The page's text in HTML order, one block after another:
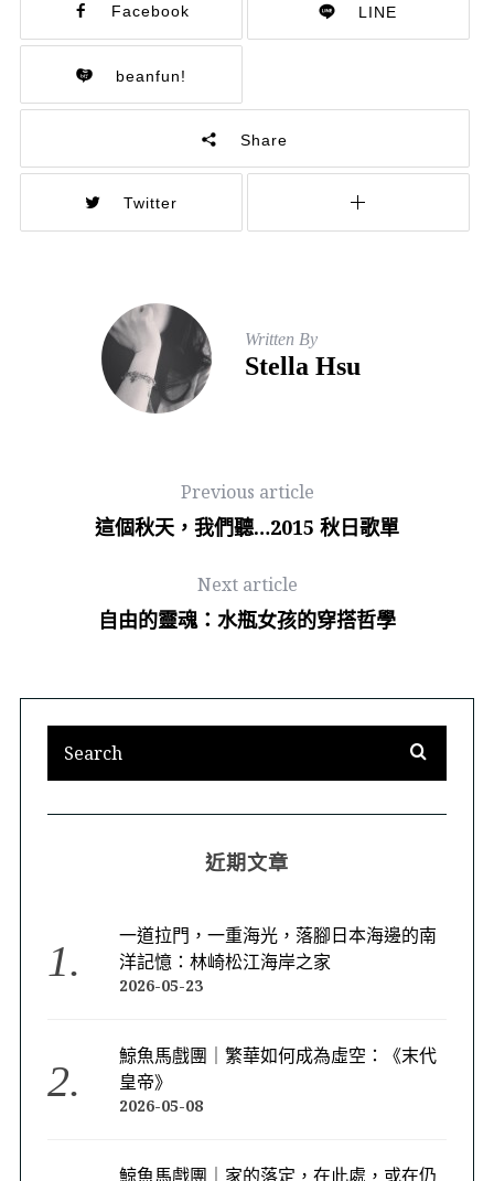
Facebook LINE
beanfun!
Share
Twitter
Written By
Stella Hsu
Previous article
這個秋天，我們聽…2015 秋日歌單
Next article
自由的靈魂：水瓶女孩的穿搭哲學
近期文章
一道拉門，一重海光，落腳日本海邊的南
洋記憶：林崎松江海岸之家
2026-05-23
鯨魚馬戲團｜繁華如何成為虛空：《末代
皇帝》
2026-05-08
鯨魚馬戲團｜家的落定，在此處，或在仍